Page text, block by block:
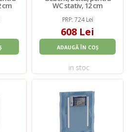
cm WC stativ, 12 cm
PRP: 724 Lei
608 Lei
ADAUGĂ ÎN COȘ
in stoc